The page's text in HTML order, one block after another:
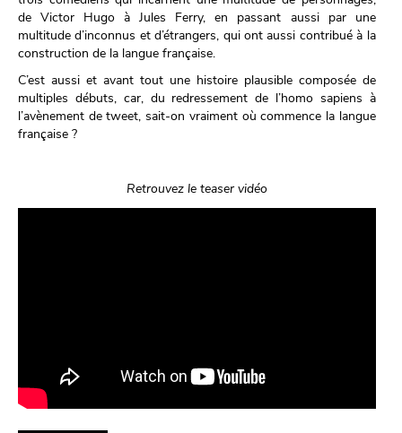
de Victor Hugo à Jules Ferry, en passant aussi par une
multitude d’inconnus et d’étrangers, qui ont aussi contribué à la
construction de la langue française.
C’est aussi et avant tout une histoire plausible composée de
multiples débuts, car, du redressement de l’homo sapiens à
l’avènement de tweet, sait-on vraiment où commence la langue
française ?
Retrouvez le teaser vidéo